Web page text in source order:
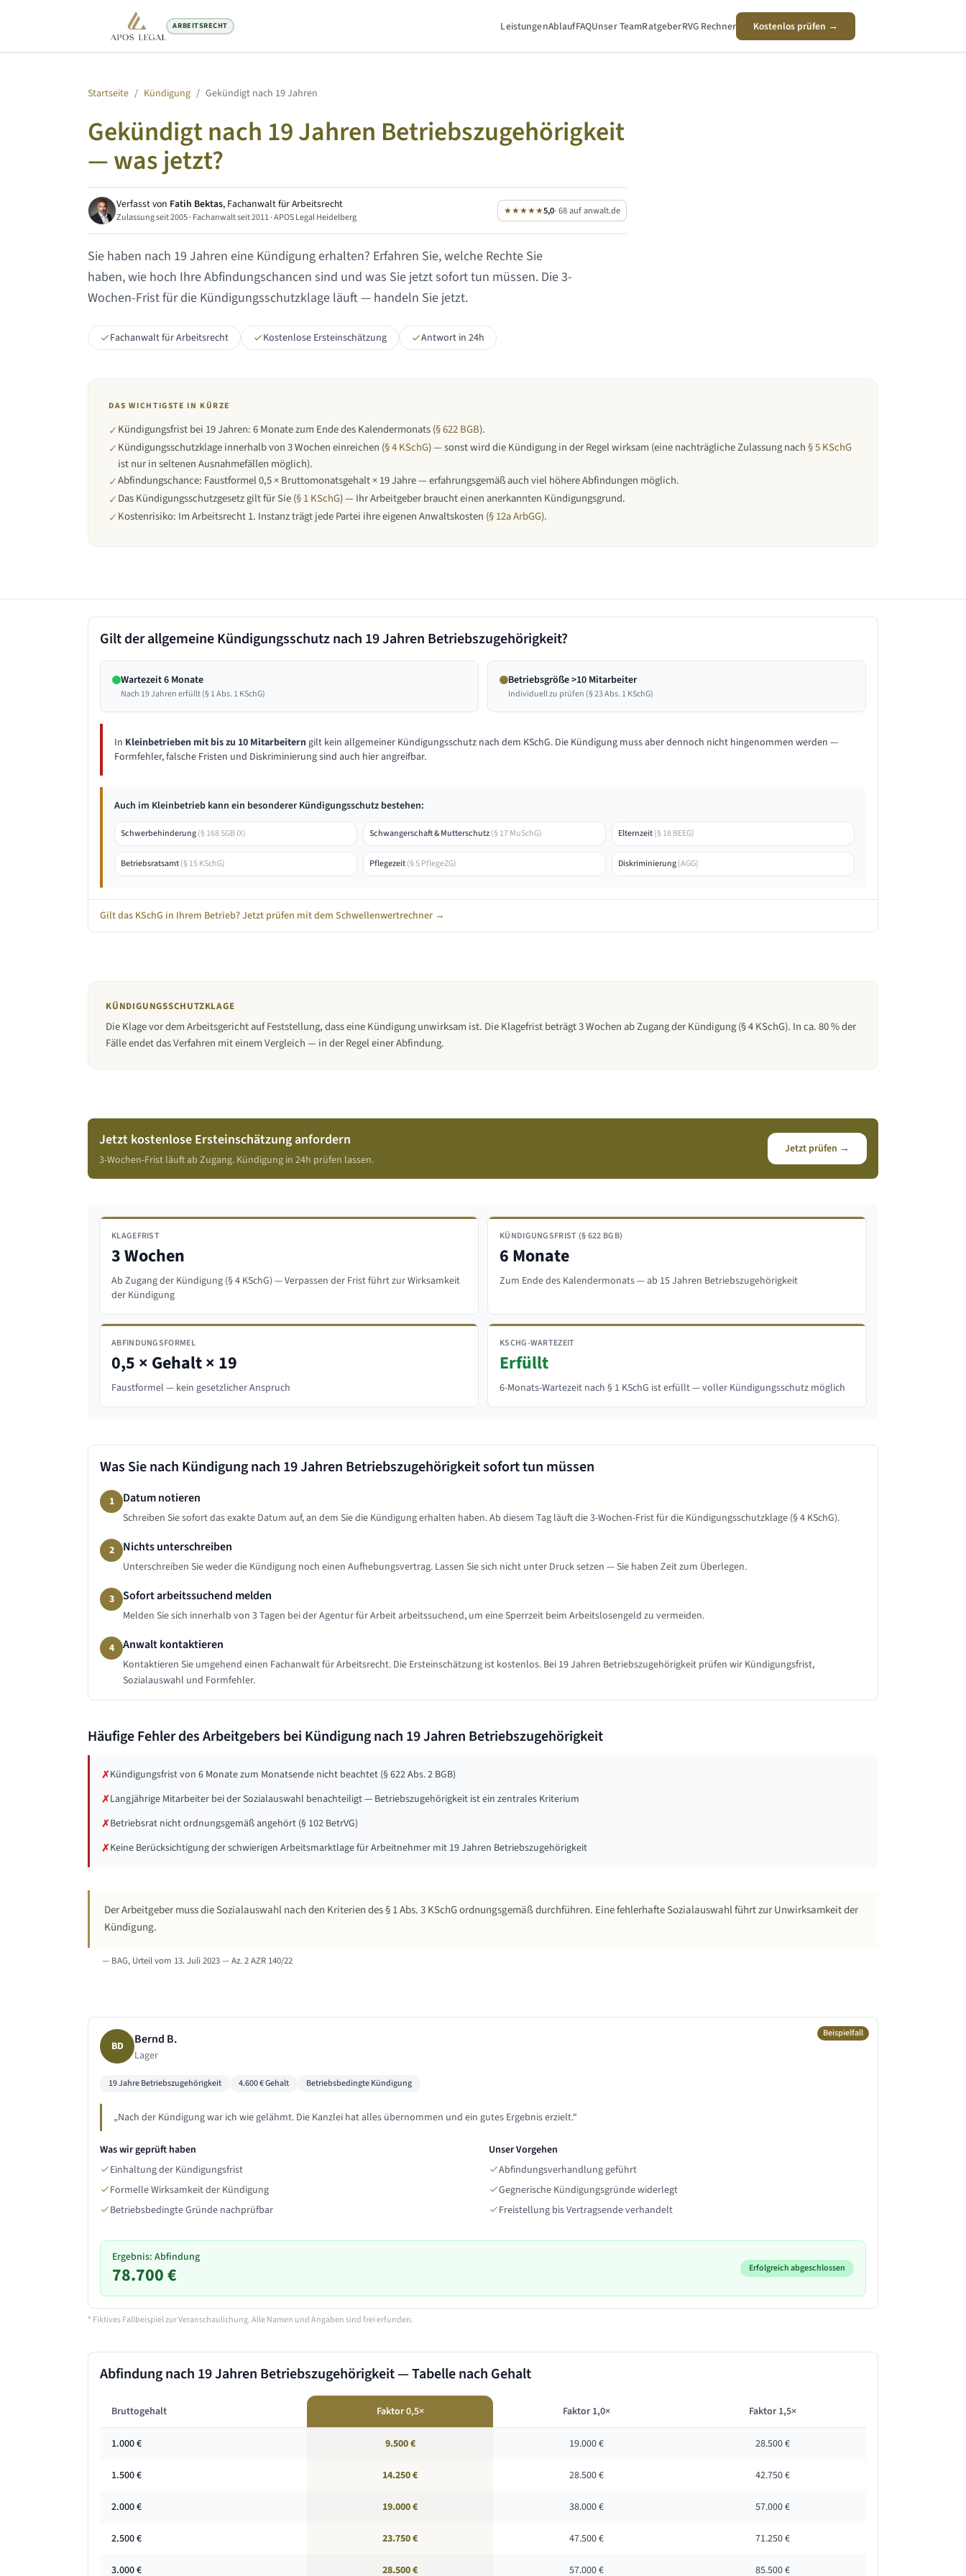
ARBEITSRECHT LeistungenAblaufFAQUnser TeamRatgeberRVG Rechner Kostenlos prüfen →
Startseite / Kündigung / Gekündigt nach 19 Jahren
Gekündigt nach 19 Jahren Betriebszugehörigkeit
— was jetzt?
Verfasst von Fatih Bektas, Fachanwalt für Arbeitsrecht
Zulassung seit 2005 · Fachanwalt seit 2011 · APOS Legal Heidelberg
★★★★★5,0· 68 auf anwalt.de
Sie haben nach 19 Jahren eine Kündigung erhalten? Erfahren Sie, welche Rechte Sie
haben, wie hoch Ihre Abfindungschancen sind und was Sie jetzt sofort tun müssen. Die 3-
Wochen-Frist für die Kündigungsschutzklage läuft — handeln Sie jetzt.
Fachanwalt für Arbeitsrecht Kostenlose Ersteinschätzung Antwort in 24h
DAS WICHTIGSTE IN KÜRZE
✓Kündigungsfrist bei 19 Jahren:6 Monate zum Ende des Kalendermonats(§ 622 BGB).
✓Kündigungsschutzklage innerhalb von 3 Wochen einreichen (§ 4 KSchG) — sonst wird die Kündigung in der Regel wirksam (eine nachträgliche Zulassung nach§ 5 KSchG
ist nur in seltenen Ausnahmefällen möglich).
✓Abfindungschance: Faustformel 0,5 × Bruttomonatsgehalt × 19 Jahre — erfahrungsgemäß auch viel höhere Abfindungen möglich.
✓Das Kündigungsschutzgesetz gilt für Sie (§ 1 KSchG) — Ihr Arbeitgeber braucht einen anerkannten Kündigungsgrund.
✓Kostenrisiko: Im Arbeitsrecht 1. Instanz trägt jede Partei ihre eigenen Anwaltskosten (§ 12a ArbGG).
Gilt der allgemeine Kündigungsschutz nach 19 Jahren Betriebszugehörigkeit?
Wartezeit 6 Monate
Nach 19 Jahren erfüllt (§ 1 Abs. 1 KSchG)
Betriebsgröße >10 Mitarbeiter
Individuell zu prüfen (§ 23 Abs. 1 KSchG)
In Kleinbetrieben mit bis zu 10 Mitarbeiterngilt kein allgemeiner Kündigungsschutz nach dem KSchG. Die Kündigung muss aber dennoch nicht hingenommen werden —
Formfehler, falsche Fristen und Diskriminierung sind auch hier angreifbar.
Auch im Kleinbetrieb kann ein besonderer Kündigungsschutz bestehen:
Schwerbehinderung(§ 168 SGB IX) Schwangerschaft & Mutterschutz(§ 17 MuSchG) Elternzeit(§ 18 BEEG)
Betriebsratsamt(§ 15 KSchG) Pflegezeit(§ 5 PflegeZG) Diskriminierung(AGG)
Gilt das KSchG in Ihrem Betrieb? Jetzt prüfen mit dem Schwellenwertrechner →
KÜNDIGUNGSSCHUTZKLAGE
Die Klage vor dem Arbeitsgericht auf Feststellung, dass eine Kündigung unwirksam ist. Die Klagefrist beträgt 3 Wochen ab Zugang der Kündigung (§ 4 KSchG). In ca. 80 % der
Fälle endet das Verfahren mit einem Vergleich — in der Regel einer Abfindung.
Jetzt kostenlose Ersteinschätzung anfordern
3-Wochen-Frist läuft ab Zugang. Kündigung in 24h prüfen lassen.
Jetzt prüfen →
KLAGEFRIST
3 Wochen
Ab Zugang der Kündigung (§ 4 KSchG) — Verpassen der Frist führt zur Wirksamkeit
der Kündigung
KÜNDIGUNGSFRIST (§ 622 BGB)
6 Monate
Zum Ende des Kalendermonats — ab 15 Jahren Betriebszugehörigkeit
ABFINDUNGSFORMEL
0,5 × Gehalt × 19
Faustformel — kein gesetzlicher Anspruch
KSCHG-WARTEZEIT
Erfüllt
6-Monats-Wartezeit nach § 1 KSchG ist erfüllt — voller Kündigungsschutz möglich
Was Sie nach Kündigung nach 19 Jahren Betriebszugehörigkeit sofort tun müssen
1 Datum notieren
Schreiben Sie sofort das exakte Datum auf, an dem Sie die Kündigung erhalten haben. Ab diesem Tag läuft die 3-Wochen-Frist für die Kündigungsschutzklage (§ 4 KSchG).
2 Nichts unterschreiben
Unterschreiben Sie weder die Kündigung noch einen Aufhebungsvertrag. Lassen Sie sich nicht unter Druck setzen — Sie haben Zeit zum Überlegen.
3 Sofort arbeitssuchend melden
Melden Sie sich innerhalb von 3 Tagen bei der Agentur für Arbeit arbeitssuchend, um eine Sperrzeit beim Arbeitslosengeld zu vermeiden.
4 Anwalt kontaktieren
Kontaktieren Sie umgehend einen Fachanwalt für Arbeitsrecht. Die Ersteinschätzung ist kostenlos. Bei 19 Jahren Betriebszugehörigkeit prüfen wir Kündigungsfrist,
Sozialauswahl und Formfehler.
Häufige Fehler des Arbeitgebers bei Kündigung nach 19 Jahren Betriebszugehörigkeit
✗Kündigungsfrist von 6 Monate zum Monatsende nicht beachtet (§ 622 Abs. 2 BGB)
✗Langjährige Mitarbeiter bei der Sozialauswahl benachteiligt — Betriebszugehörigkeit ist ein zentrales Kriterium
✗Betriebsrat nicht ordnungsgemäß angehört (§ 102 BetrVG)
✗Keine Berücksichtigung der schwierigen Arbeitsmarktlage für Arbeitnehmer mit 19 Jahren Betriebszugehörigkeit
Der Arbeitgeber muss die Sozialauswahl nach den Kriterien des § 1 Abs. 3 KSchG ordnungsgemäß durchführen. Eine fehlerhafte Sozialauswahl führt zur Unwirksamkeit der
Kündigung.
— BAG, Urteil vom 13. Juli 2023 — Az. 2 AZR 140/22
Beispielfall
BD Bernd B.
Lager
19 JahreBetriebszugehörigkeit 4.600€ Gehalt Betriebsbedingte Kündigung
„Nach der Kündigung war ich wie gelähmt. Die Kanzlei hat alles übernommen und ein gutes Ergebnis erzielt.“
Was wir geprüft haben
Einhaltung der Kündigungsfrist
Formelle Wirksamkeit der Kündigung
Betriebsbedingte Gründe nachprüfbar
Unser Vorgehen
Abfindungsverhandlung geführt
Gegnerische Kündigungsgründe widerlegt
Freistellung bis Vertragsende verhandelt
Ergebnis: Abfindung
78.700 € Erfolgreich abgeschlossen
* Fiktives Fallbeispiel zur Veranschaulichung. Alle Namen und Angaben sind frei erfunden.
Abfindung nach 19 Jahren Betriebszugehörigkeit — Tabelle nach Gehalt
Bruttogehalt Faktor 0,5× Faktor 1,0× Faktor 1,5×
1.000€ 9.500 € 19.000 € 28.500 €
1.500€ 14.250 € 28.500 € 42.750 €
2.000€ 19.000 € 38.000 € 57.000 €
2.500€ 23.750 € 47.500 € 71.250 €
3.000€ 28.500 € 57.000 € 85.500 €